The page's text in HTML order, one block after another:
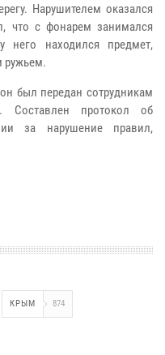
Нарушителем оказался
что с фонарем занимался
него находился предмет,
ружьем.
был передан сотрудникам
Составлен протокол об
за нарушение правил,
КРЫМ 874